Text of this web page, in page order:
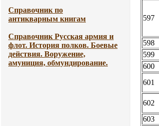
Справочник по
антикварным книгам
Справочник Русская армия и
флот. История полков. Боевые
действия. Воружение,
амуниция, обмундирование.
597
598
599
600
601
602
603